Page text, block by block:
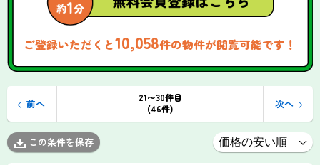
ご登録いただくと10,058件の物件が閲覧可能です！
21〜30件目
(46件)
前へ 次へ
この条件を保存